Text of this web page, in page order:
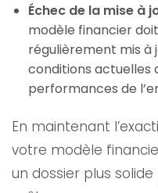
Échec de la mise à
modèle financier
régulièrement mis à
conditions actuelles
performances de
En maintenant
votre modèle
un dossier plus solide